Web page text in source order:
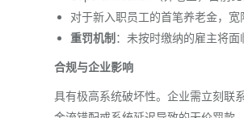
对于新入职员工的首笔养老金，宽
重罚机制 ：未按时缴纳的雇主将
合规与企业影响
具有极高系统破坏性。企业需立刻联